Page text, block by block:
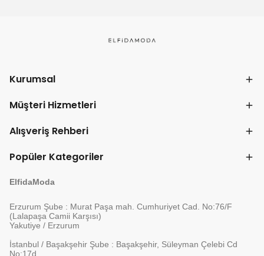
Kurumsal
Müşteri Hizmetleri
Alışveriş Rehberi
Popüler Kategoriler
ElfidaModa
Erzurum Şube : Murat Paşa mah. Cumhuriyet Cad. No:76/F
(Lalapaşa Camii Karşısı)
Yakutiye / Erzurum
İstanbul / Başakşehir Şube : Başakşehir, Süleyman Çelebi Cd
No:17d